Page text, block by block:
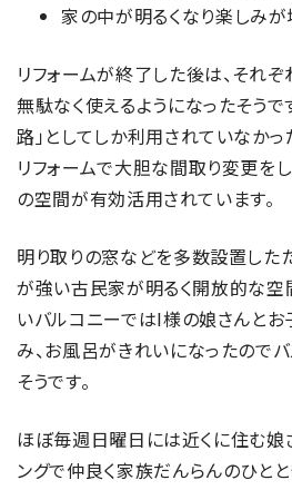
家の中が明るくなり楽しみ
リフォームが終了した後は、それ
無駄なく使えるようになったそうで
路」としてしか利用されていなかっ
リフォームで大胆な間取り変更を
の空間が有効活用されています。
明り取りの窓などを多数設置した
が強い古民家が明るく開放的な空
いバルコニーではI様の娘さんと
み、お風呂がきれいになったので
そうです。
ほぼ毎週日曜日には近くに住む娘
ングで仲良く家族だんらんのひと